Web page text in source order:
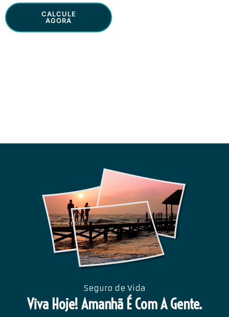
CALCULE
AGORA
Seguro de Vida
Viva Hoje! Amanhã É Com A Gente.